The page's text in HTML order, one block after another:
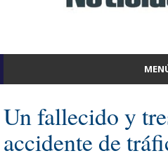
Un fallecido y
accidente de